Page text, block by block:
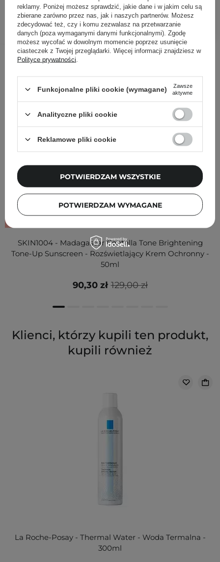
DODAJ DO KOSZYKA
Inni klienci sprawdzali również
SKIN1004 - Madagascar Centella Tone Brightening
Tone-Up Sunscreen - Rozświetlający Krem Ochronny -
50ml
129,00 zł
90,30 zł
Klienci, którzy kupili ten produkt,
kupili również
La Roche-Posay - Thermal Water - Woda Termalna -
300ml
reklamy. Poniżej możesz sprawdzić, jakie dane i w jakim celu są
zbierane zarówno przez nas, jak i naszych partnerów. Możesz
zdecydować też, czy i komu zezwalasz na przetwarzanie
danych (poza wymaganymi danymi funkcjonalnymi). Zgodę
możesz wycofać w dowolnym momencie poprzez usunięcie
ciasteczek z Twojej przeglądarki. Więcej informacji znajdziesz w
Polityce prywatności
Funkcjonalne pliki cookie (wymagane)
Zawsze
aktywne
Analityczne pliki cookie
Reklamowe pliki cookie
POTWIERDZAM WYMAGANE
POTWIERDZAM WSZYSTKIE